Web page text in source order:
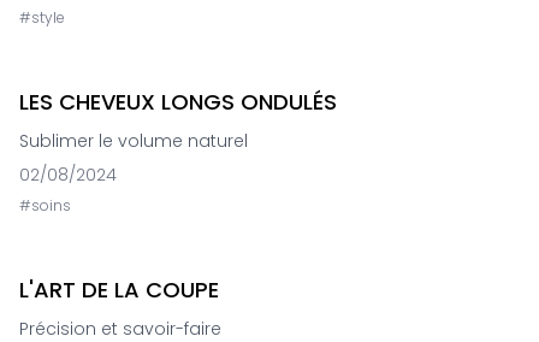
#style
LES CHEVEUX LONGS ONDULÉS
Sublimer le volume naturel
02/08/2024
#soins
L'ART DE LA COUPE
Précision et savoir-faire